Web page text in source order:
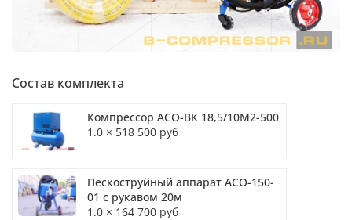
Состав комплекта
Компрессор АСО-ВК 18,5/10М2-500
1.0 × 518 500 руб
Пескоструйный аппарат АСО-150-
01 с рукавом 20м
1.0 × 164 700 руб